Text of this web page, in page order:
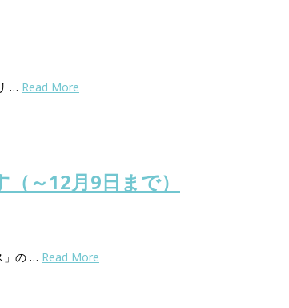
… Read More
～12月9日まで）
」の … Read More